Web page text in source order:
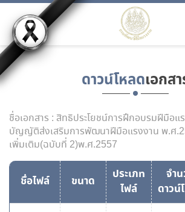
ดาวน์โหลดเอกส
ชื่อเอกสาร : สิทธิประโยชน์การฝึกอบรมฝีมือแ
บัญญัติส่งเสริมการพัฒนาฝีมือแรงงาน พ.ศ
เพิ่มเติม(ฉบับที่ 2)พ.ศ.2557
ชื่อไฟล์ ขนาด
ประเภท
ไฟล์
จำ
ดาวน์